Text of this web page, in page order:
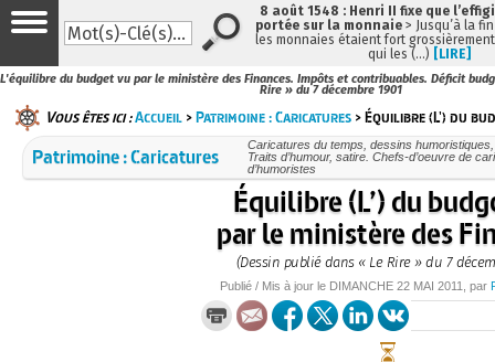
L'équilibre du budget vu par le ministère des Finances. Impôts et contribuables. Déficit
Rire » du 7 décembre 1901
Vous êtes ici :Accueil >Patrimoine : Caricatures > Équilibre (L') du
Patrimoine : Caricatures
Caricatures du temps, dessins
Traits d’humour, satire. Chefs-d’oeuvre de
d’humoristes
Équilibre (L’) du
par le ministère des
(Dessin publié dans « Le Rire » du 7
Publié / Mis à jour le DIMANCHE 22 MAI 2011 , par
8 août 1548 : Henri II fixe que
portée sur la monnaie > Jusqu’à la
les monnaies étaient fort
qui les (…) [LIRE]